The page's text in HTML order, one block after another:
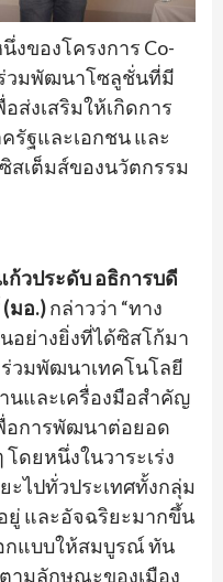
งของโครงการ Co-
วมพัฒนาโซลูชั่นที่มี
ส่งเสริมให้เกิดการ
ฐและเอกชน และ
สเต็มส์ของนวัตกรรม
ก้วประดับ อธิการบดี
มอ.)กล่าวว่า “ทาง
อย่างยิ่งที่ได้ซิสโก้มา
วมพัฒนาเทคโนโลยี
นและเครื่องมือสำคัญ
อการพัฒนาต่อยอด
ดยหนึ่งในวาระเร่ง
ไปทั่วประเทศทั้งกลุ่ม
ยู่ และอัจฉริยะมากขึ้น
กแบบให้สมบูรณ์ ทัน
ามลักษณะของเมือง